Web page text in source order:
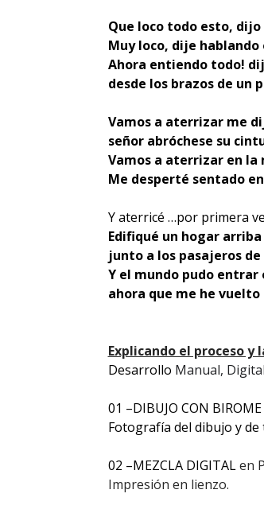
Que loco todo esto, dijo
Muy loco, dije hablando
Ahora entiendo todo!
desde los brazos de un
Vamos a aterrizar me
señor abróchese su
Vamos a aterrizar en la
Me desperté sentado
Y aterricé …por primera
Edifiqué un hogar
junto a los pasajeros
Y el mundo pudo entrar
ahora que me he vuelto
Explicando el proceso y
Desarrollo Manual,
01 –DIBUJO CON
Fotografía del dibujo y
02 –MEZCLA DIGITALen
Impresión en lienzo.